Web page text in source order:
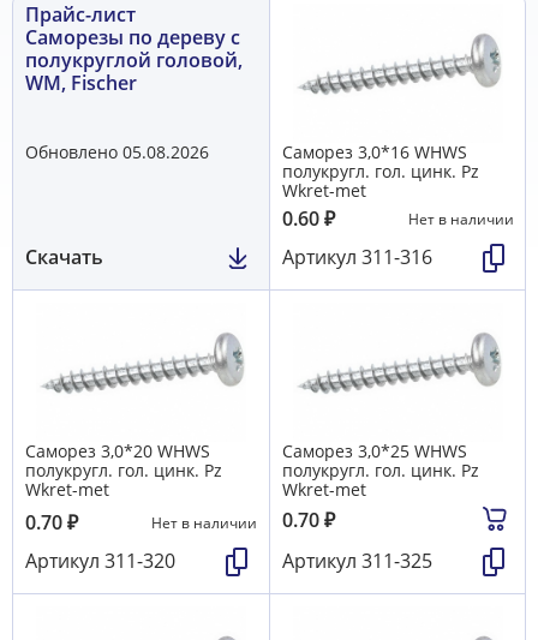
Прайс-лист
Саморезы по дереву с
полукруглой головой,
WM, Fischer
Обновлено 05.08.2026
Скачать
Саморез 3,0*16 WHWS
полукругл. гол. цинк. Pz
Wkret-met
0.60₽ Нет в наличии
Артикул 311-316
Саморез 3,0*20 WHWS
полукругл. гол. цинк. Pz
Wkret-met
0.70₽ Нет в наличии
Артикул 311-320
Саморез 3,0*25 WHWS
полукругл. гол. цинк. Pz
Wkret-met
0.70₽
Артикул 311-325